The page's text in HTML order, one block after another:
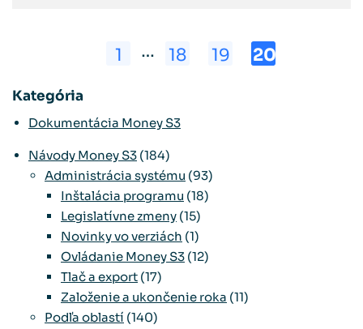
1 … 18 19 20
Kategória
Dokumentácia Money S3
Návody Money S3 (184)
Administrácia systému (93)
Inštalácia programu (18)
Legislatívne zmeny (15)
Novinky vo verziách (1)
Ovládanie Money S3 (12)
Tlač a export (17)
Založenie a ukončenie roka (11)
Podľa oblastí (140)